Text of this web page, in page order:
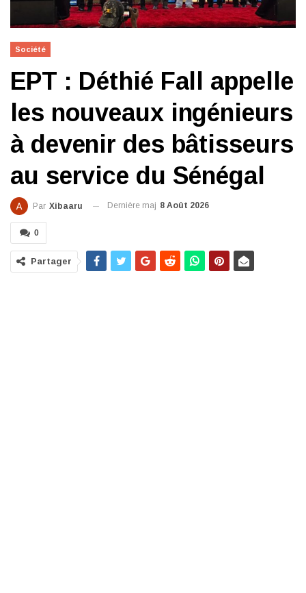
Société
EPT : Déthié Fall appelle
les nouveaux ingénieurs
à devenir des bâtisseurs
au service du Sénégal
Par Xibaaru Dernière maj 8 Août 2026
0
Partager